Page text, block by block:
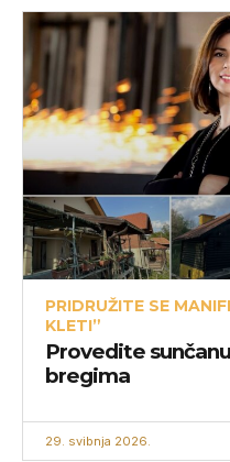
PRIDRUŽITE SE
KLETI”
Provedite
bregima
29. svibnja 2026.